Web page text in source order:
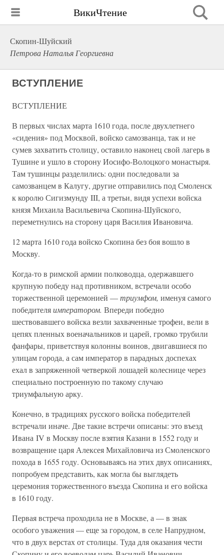
ВикиЧтение
Скопин-Шуйский
Петрова Наталья Георгиевна
ВСТУПЛЕНИЕ
ВСТУПЛЕНИЕ
В первых числах марта 1610 года, после двухлетнего
«сидения» под Москвой, войско самозванца, так и не
сумев захватить столицу, оставило наконец свой лагерь в
Тушине и ушло в сторону Иосифо-Волоцкого монастыря.
Там тушинцы разделились: одни последовали за
самозванцем в Калугу, другие отправились под Смоленск
к королю Сигизмунду III, а третьи, видя успехи войска
князя Михаила Васильевича Скопина-Шуйского,
переметнулись на сторону царя Василия Ивановича.
12 марта 1610 года войско Скопина без боя вошло в
Москву.
Когда-то в римской армии полководца, одержавшего
крупную победу над противником, встречали особо
торжественной церемонией —триумфом, именуя самого
победителяимператором. Впереди победно
шествовавшего войска везли захваченные трофеи, вели в
цепях пленных военачальников и царей, громко трубили
фанфары, приветствуя колонны воинов, двигавшиеся по
улицам города, а сам император в парадных доспехах
ехал в запряженной четверкой лошадей колеснице через
специально построенную по такому случаю
триумфальную арку.
Конечно, в традициях русского войска победителей
встречали иначе. Две такие встречи описаны: это въезд
Ивана IV в Москву после взятия Казани в 1552 году и
возвращение царя Алексея Михайловича из Смоленского
похода в 1655 году. Основываясь на этих двух описаниях,
попробуем представить, как могла бы выглядеть
церемония торжественного въезда Скопина и его войска
в 1610 году.
Первая встреча проходила не в Москве, а — в знак
особого уважения — еще за городом, в селе Напрудном,
что в двух верстах от столицы. Туда для оказания чести